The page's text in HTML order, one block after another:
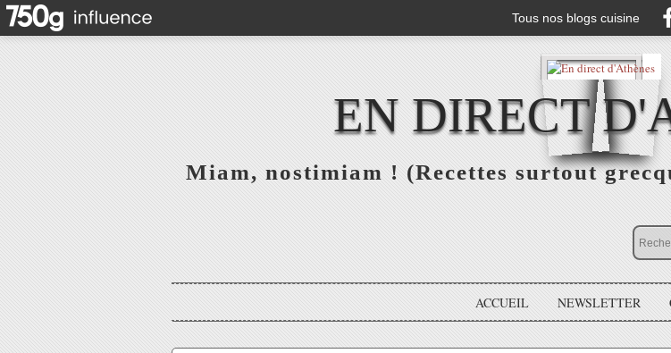
Tous nos blogs cuisine
EN DIRECT
Miam, nostimiam ! (Recettes surtout
ACCUEIL NEWSLETTER